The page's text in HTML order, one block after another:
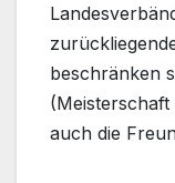
beschränken
auch die